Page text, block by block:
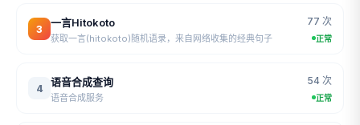
3
一言Hitokoto
获取一言(hitokoto)随机语录，来自网络收集的经典句子
77 次
正常
4
语音合成查询
语音合成服务
54 次
正常